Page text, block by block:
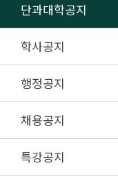
단과대학공지
학사공지
행정공지
채용공지
특강공지